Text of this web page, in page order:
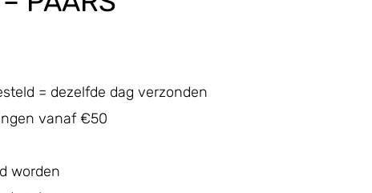
= dezelfde dag verzonden
vanaf €50
worden